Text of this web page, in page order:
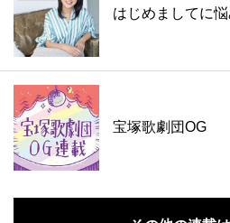
はじめましてに悩
宝塚歌劇団OG